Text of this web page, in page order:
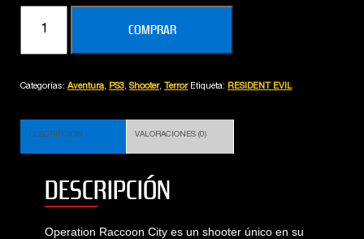
Operation
City
COMPRAR
Categorías: Aventura, PS3, Shooter, Terror Etiqueta: RESIDENT EVIL
DESCRIPCIÓN VALORACIONES (0)
DESCRIPCIÓN
Operation Raccoon City es un shooter único en su